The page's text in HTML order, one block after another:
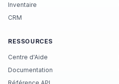
Inventaire
CRM
RESSOURCES
Centre d'Aide
Documentation